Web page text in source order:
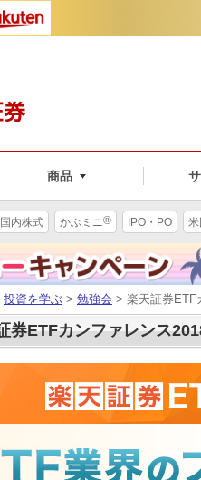
商品
国内株式 かぶミニ® IPO・PO
投資を学ぶ > 勉強会 > 楽天証券ETF
券ETFカンファレンス